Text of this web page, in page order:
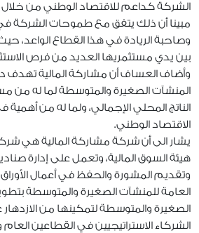
الشركة كداعم للاقتصاد الوطني من
مبينا أن ذلك يتفق مع طموحات الشركة في
وصاحبة الريادة في هذا القطاع الواعد،
بين يدي مستثمريها العديد من فرص
وأضاف العساف أن مشاركة المالية
المنشآت الصغيرة والمتوسطة لما له من
الناتج المحلي الإجمالي، ولما له من
الاقتصاد الوطني.
يشار الى أن شركة مشاركة المالية هي
هيئة السوق المالية، وتعمل على إدارة
وتقديم المشورة والحفظ في أعمال الأوراق
العامة للمنشآت الصغيرة والمتوسطة
الصغيرة والمتوسطة لتمكينها من الازدهار
الشركاء الاستراتيجيين في القطاعين